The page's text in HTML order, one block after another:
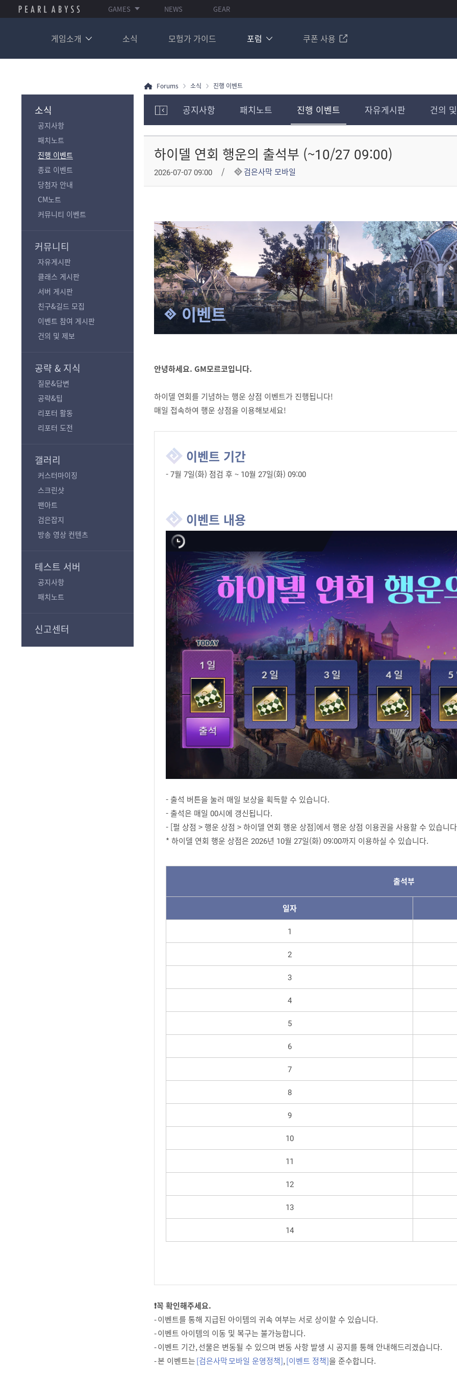
GAMES NEWS GEAR
게임소개 소식 모험가 가이드 포럼 쿠폰 사용
소식
공지사항
패치노트
진행 이벤트
종료 이벤트
당첨자 안내
CM노트
커뮤니티 이벤트
커뮤니티
자유게시판
클래스 게시판
서버 게시판
친구&길드 모집
이벤트 참여 게시판
건의 및 제보
공략 & 지식
질문&답변
공략&팁
리포터 활동
리포터 도전
갤러리
커스터마이징
스크린샷
팬아트
검은잡지
방송 영상 컨텐츠
테스트 서버
공지사항
패치노트
신고센터
모
험
가
포
럼
테
고
보
기
공지사항 패치노트 진행 이벤트 자유게시판 건의
Forums 소식 진행 이벤트
하이델 연회 행운의 출석부 (~10/27 09:00)
2026-07-07 09:00 검은사막 모바일
이벤트
안녕하세요. GM모르코입니다.
하이델 연회를 기념하는 행운 상점 이벤트가 진행됩니다!
매일 접속하여 행운 상점을 이용해보세요!
이벤트 기간
- 7월 7일(화) 점검 후 ~ 10월 27일(화) 09:00
이벤트 내용
- 출석 버튼을 눌러 매일 보상을 획득할 수 있습니다.
- 출석은 매일 00시에 갱신됩니다.
- [펄 상점 > 행운 상점 > 하이델 연회 행운 상점]에서 행운 상점 이용권을 사용할 수 있습니
* 하이델 연회 행운 상점은 2026년 10월 27일(화) 09:00까지 이용하실 수 있습니다.
출석부
일자
1
2
3
4
5
6
7
8
9
10
11
12
13
14
❗꼭 확인해주세요.
- 이벤트를 통해 지급된 아이템의 귀속 여부는 서로 상이할 수 있습니다.
- 이벤트 아이템의 이동 및 복구는 불가능합니다.
- 이벤트 기간, 선물은 변동될 수 있으며 변동 사항 발생 시 공지를 통해 안내해드리겠습니다.
- 본 이벤트는[검은사막 모바일 운영정책],[이벤트 정책]을 준수합니다.